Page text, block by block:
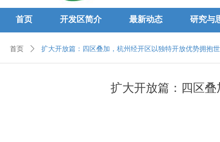
首页 开发区简介 最新动态 研究与
扩大开放篇：四区
首页 ꄲ 扩大开放篇：四区叠加，杭州经开区以独特开放优势拥抱